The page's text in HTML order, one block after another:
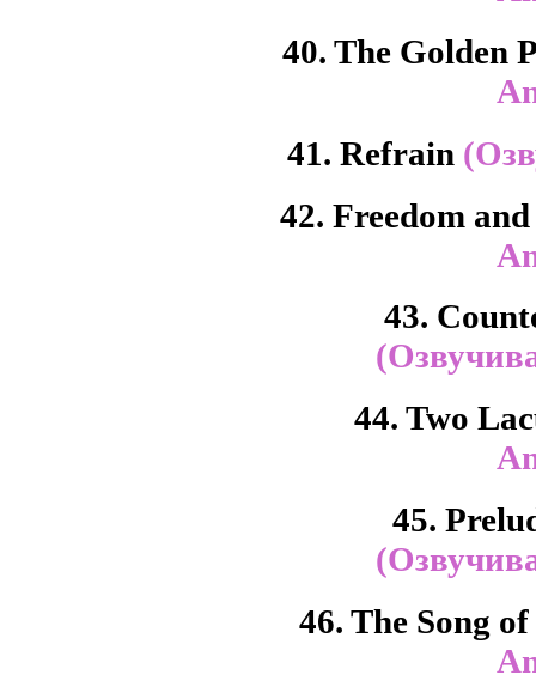
40. The Golden
41. Refrain
42. Freedom
43.
44. Two
45.
46. The Song